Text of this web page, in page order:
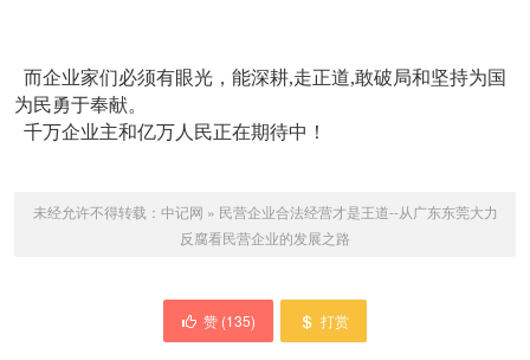
而企业家们必须有眼光，能深耕,走正道,敢破局和坚持为国
为民勇于奉献。
千万企业主和亿万人民正在期待中！
未经允许不得转载： 中记网 » 民营企业合法经营才是王道--从广东东莞大力
反腐看民营企业的发展之路
赞 (135) 打赏